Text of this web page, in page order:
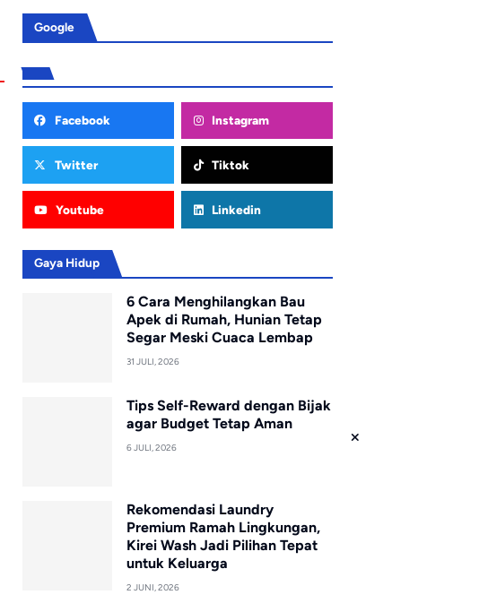
Google
Facebook Instagram
Twitter Tiktok
Youtube Linkedin
Gaya Hidup
6 Cara Menghilangkan Bau
Apek di Rumah, Hunian Tetap
Segar Meski Cuaca Lembap
31 JULI, 2026
Tips Self-Reward dengan Bijak
agar Budget Tetap Aman
6 JULI, 2026
Rekomendasi Laundry
Premium Ramah Lingkungan,
Kirei Wash Jadi Pilihan Tepat
untuk Keluarga
2 JUNI, 2026